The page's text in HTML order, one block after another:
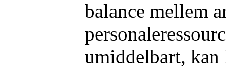
balance mellem
umiddelbart, kan